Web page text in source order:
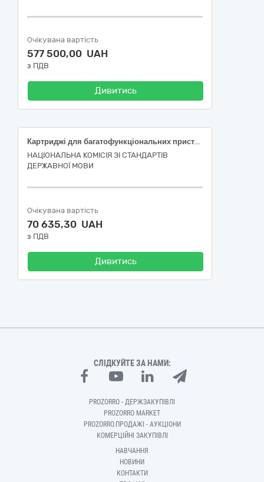
Очікувана вартість
577 500,00 UAH
з ПДВ
Дивитись
Картриджі для багатофункціональних пристроїв та принтерів
НАЦІОНАЛЬНА КОМІСІЯ ЗІ СТАНДАРТІВ
ДЕРЖАВНОЇ МОВИ
Очікувана вартість
70 635,30 UAH
з ПДВ
Дивитись
СЛІДКУЙТЕ ЗА НАМИ:
PROZORRO - ДЕРЖЗАКУПІВЛІ
PROZORRO MARKET
PROZORRO.ПРОДАЖІ - АУКЦІОНИ
КОМЕРЦІЙНІ ЗАКУПІВЛІ
НАВЧАННЯ
НОВИНИ
КОНТАКТИ